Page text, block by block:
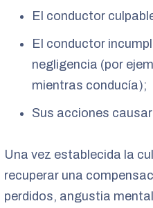
El conductor
El conductor
negligencia (por
mientras conducía);
Sus acciones
Una vez establecida la
recuperar una
perdidos, angustia